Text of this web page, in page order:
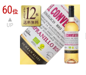
60位
UP